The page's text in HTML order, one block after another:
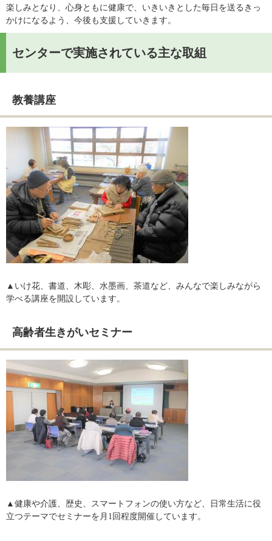
楽しみとなり、心身ともに健康で、いきいきとした毎日を送るきっ
かけになるよう、今後も支援していきます。
センターで実施されている主な取組
教養講座
​▲いけ花、書道、木彫、水墨画、茶道など、みんなで楽しみながら
学べる講座を開設しています。
高齢者生きがいセミナー
​▲健康や介護、歴史、スマートフォンの使い方など、日常生活に役
立つテーマでセミナーを月1回程度開催しています。